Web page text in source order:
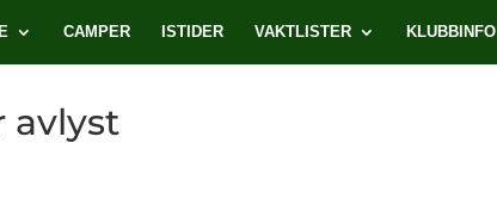
CAMPER ISTIDER VAKTLISTER KLUBBINFO
avlyst